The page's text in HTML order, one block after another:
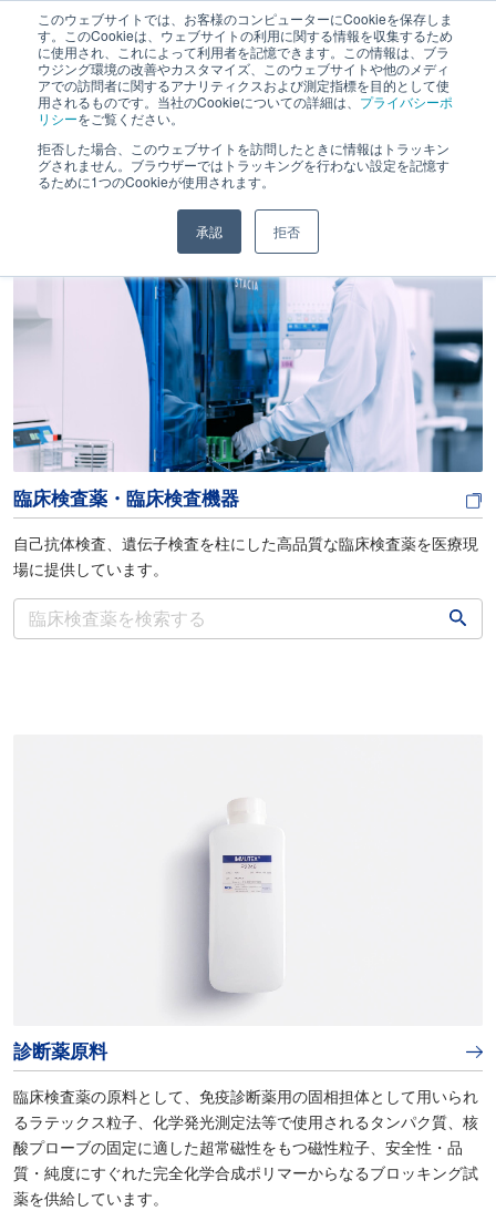
このウェブサイトでは、お客様のコンピューターにCookieを保存しま
す。このCookieは、ウェブサイトの利用に関する情報を収集するため
に使用され、これによって利用者を記憶できます。この情報は、ブラ
ウジング環境の改善やカスタマイズ、このウェブサイトや他のメディ
アでの訪問者に関するアナリティクスおよび測定指標を目的として使
用されるものです。当社のCookieについての詳細は、 プライバシーポ
リシーをご覧ください。
拒否した場合、このウェブサイトを訪問したときに情報はトラッキン
グされません。ブラウザーではトラッキングを行わない設定を記憶す
るために1つのCookieが使用されます。
承認 拒否
製品とサービス
臨床検査薬・臨床検査機器
自己抗体検査、遺伝子検査を柱にした高品質な臨床検査薬を医療現
場に提供しています。
診断薬原料
臨床検査薬の原料として、免疫診断薬用の固相担体として用いられ
るラテックス粒子、化学発光測定法等で使用されるタンパク質、核
酸プローブの固定に適した超常磁性をもつ磁性粒子、安全性・品
質・純度にすぐれた完全化学合成ポリマーからなるブロッキング試
薬を供給しています。